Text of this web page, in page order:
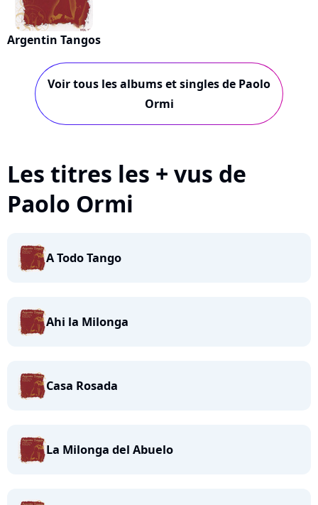
Argentin Tangos
Voir tous les albums et singles de Paolo
Ormi
Les titres les + vus de
Paolo Ormi
A Todo Tango
Ahi la Milonga
Casa Rosada
La Milonga del Abuelo